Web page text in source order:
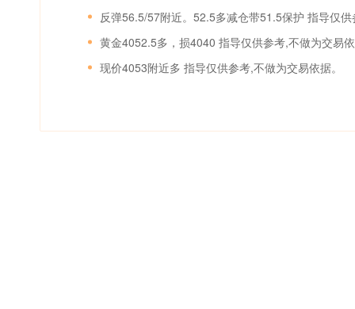
反弹56.5/57附近。52.5多减仓带51.5保护 指导仅
黄金4052.5多，损4040 指导仅供参考,不做为交易
现价4053附近多 指导仅供参考,不做为交易依据。